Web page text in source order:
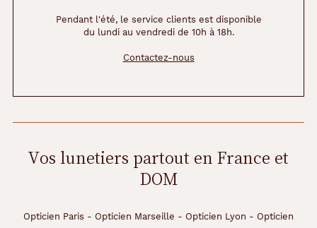
Pendant l'été, le service clients est disponible
du lundi au vendredi de 10h à 18h.
Contactez-nous
Vos lunetiers partout en France et
DOM
Opticien Paris - Opticien Marseille - Opticien Lyon - Opticien